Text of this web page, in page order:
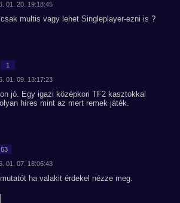
01. 20. 19:18:45
multis vagy lehet Singleplayer-ezni is ?
1
01. 09. 13:17:23
jó. Egy igazi középkori TF2 kasztokkal
híres mint az mert remek játék.
63
01. 07. 18:06:43
ha valakit érdekel nézze meg.